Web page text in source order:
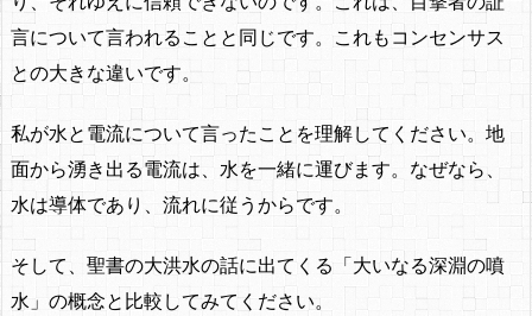
言について言われることと同じです。これもコンセンサス
との大きな違いです。
私が水と電流について言ったことを理解してください。地
面から湧き出る電流は、水を一緒に運びます。なぜなら、
水は導体であり、流れに従うからです。
そして、聖書の大洪水の話に出てくる「大いなる深淵の噴
水」の概念と比較してみてください。